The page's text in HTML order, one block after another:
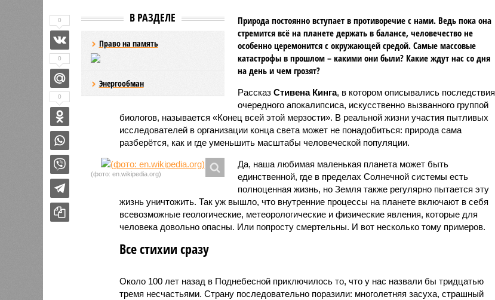
В РАЗДЕЛЕ
Право на память
Энергообман
Природа постоянно вступает в противоречие с нами. Ведь пока она
стремится всё на планете держать в балансе, человечество не
особенно церемонится с окружающей средой. Самые массовые
катастрофы в прошлом – какими они были? Какие ждут нас со дня
на день и чем грозят?
Рассказ Стивена Кинга, в котором описывались последствия
очередного апокалипсиса, искусственно вызванного группой
биологов, называется «Конец всей этой мерзости». В реальной жизни участия пытливых
исследователей в организации конца света может не понадобиться: природа сама
разберётся, как и где уменьшить масштабы человеческой популяции.
(фото: en.wikipedia.org)
Да, наша любимая маленькая планета может быть
единственной, где в пределах Солнечной системы есть
полноценная жизнь, но Земля также регулярно пытается эту
жизнь уничтожить. Так уж вышло, что внутренние процессы на планете включают в себя
всевозможные геологические, метеорологические и физические явления, которые для
человека довольно опасны. Или попросту смертельны. И вот несколько тому примеров.
Все стихии сразу
Около 100 лет назад в Поднебесной приключилось то, что у нас назвали бы тридцатью
тремя несчастьями. Страну последовательно поразили: многолетняя засуха, страшный
0
0
0